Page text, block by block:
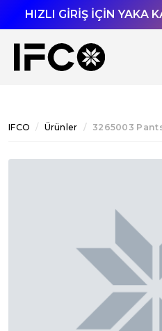
HIZLI GİRİŞ İÇİN YAKA
IFCO Ürünler 3265003